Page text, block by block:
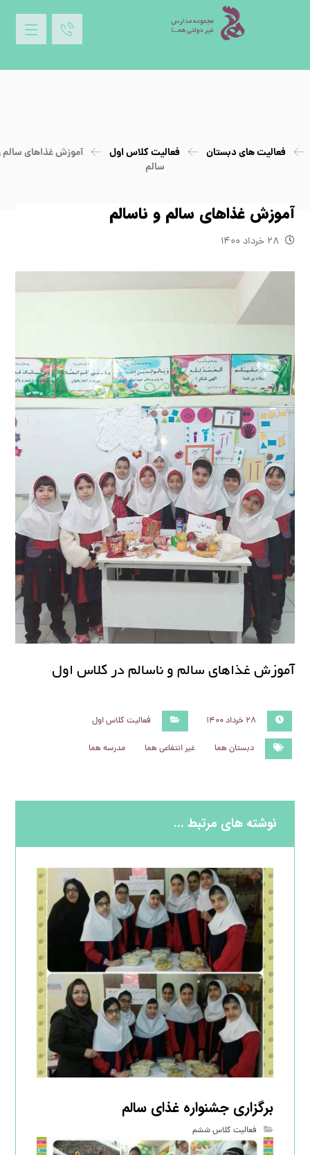
فعالیت های دبستان فعالیت کلاس اول
آموزش غذاهای سالم
سالم
آموزش غذاهای سالم و ناسالم
۲۸ خرداد ۱۴۰۰
آموزش غذاهای سالم و ناسالم در کلاس اول
۲۸ خرداد ۱۴۰۰ فعالیت کلاس اول
دبستان هما غیر انتفاعی هما مدرسه هما
نوشته های مرتبط ...
برگزاری جشنواره غذای سالم
فعالیت کلاس ششم